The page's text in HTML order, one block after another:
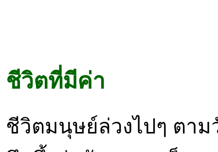
ชีวิตที่มีค่า
ชีวิตมนุษย์ล่วงไปๆ ตา